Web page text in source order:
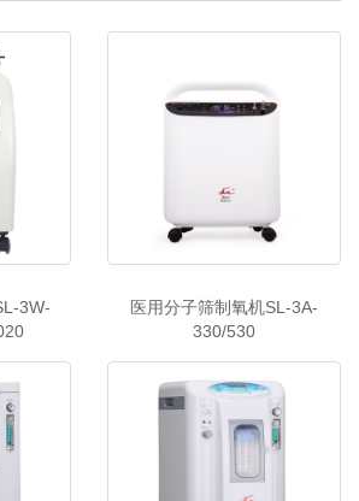
3W-
医用分子筛制氧机SL-3A-
330/530